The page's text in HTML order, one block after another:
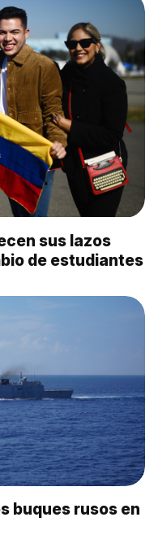
sus lazos
de estudiantes
buques rusos en